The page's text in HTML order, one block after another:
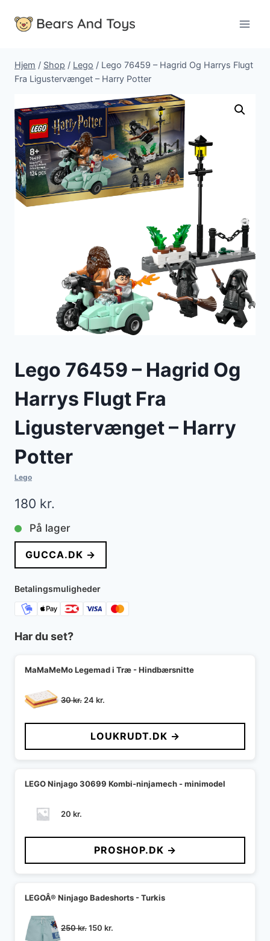
Hjem / Shop / Lego / Lego 76459 – Hagrid Og Harrys Flugt
Fra Ligustervænget – Harry Potter
Lego 76459 – Hagrid Og
Harrys Flugt Fra
Ligustervænget – Harry
Potter
Lego
180 kr.
På lager
GUCCA.DK →
Betalingsmuligheder
Har du set?
MaMaMeMo Legemad i Træ - Hindbærsnitte
30kr. Den
pris
var:
30 kr..
24 kr.
pris
er:
24 kr..
LOUKRUDT.DK →
LEGO Ninjago 30699 Kombi-ninjamech - minimodel
20 kr.
PROSHOP.DK →
LEGOÂ® Ninjago Badeshorts - Turkis
250kr.Den
150 kr.